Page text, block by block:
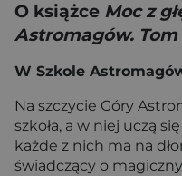
O książce Moc z
Astromagów. Tom
W Szkole
Na szczycie Góry
szkoła, a w niej uczą
każde z nich ma na
świadczący o